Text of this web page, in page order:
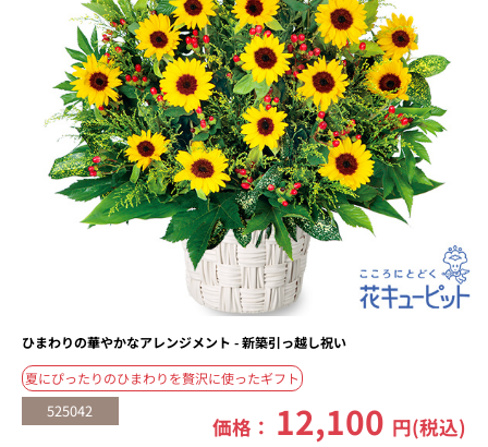
ひまわりの華やかなアレンジメント - 新築引っ越し祝い
夏にぴったりのひまわりを贅沢に使ったギフト
525042
価格： 12,100 円(税込)